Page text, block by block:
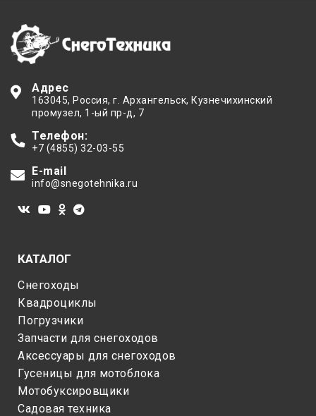
Адрес
163045, Россия, г. Архангельск, Кузнечихинский
промузел, 1-ый пр-д, 7
Телефон:
+7 (4855) 32-03-55
E-mail
info@snegotehnika.ru
КАТАЛОГ
Снегоходы
Квадроциклы
Погрузчики
Запчасти для снегоходов
Аксессуары для снегоходов
Гусеницы для мотоблока
Мотобуксировщики
Садовая техника